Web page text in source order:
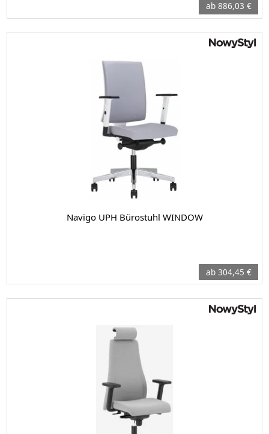
ab 886,03 €
Navigo UPH Bürostuhl WINDOW
ab 304,45 €